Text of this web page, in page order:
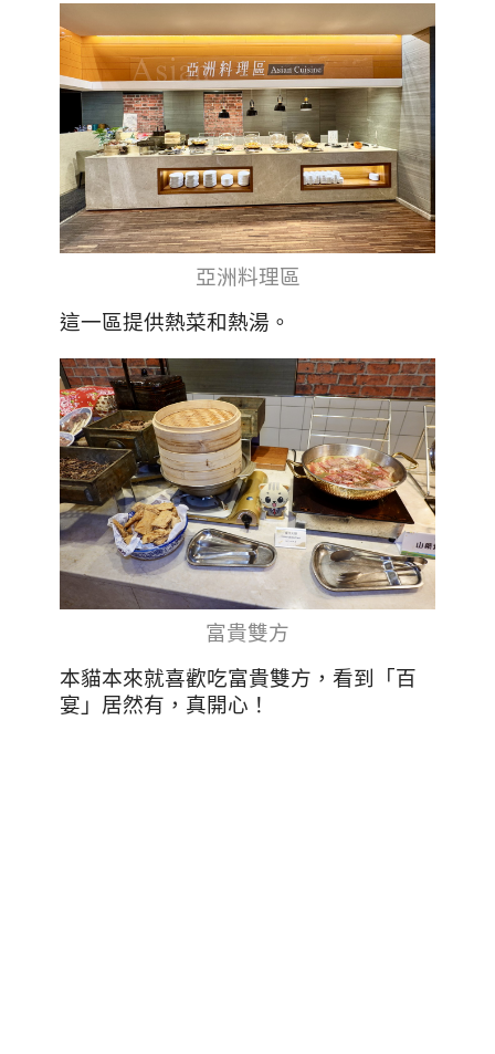
亞洲料理區
這一區提供熱菜和熱湯。
富貴雙方
本貓本來就喜歡吃富貴雙方，看到
「百
宴」居然有，真開心！